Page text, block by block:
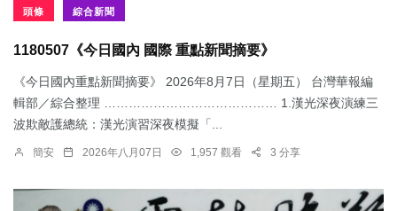
頭條 綜合新聞
1180507《今日國內 國際 重點新聞摘要》
《今日國內重點新聞摘要》 2026年8月7日（星期五） 台灣華報編
輯部／綜合整理 …………………………………… 1.漢光深夜演練三
波欺敵護總統：​漢光演習深夜模擬「...
簡安 2026年八月07日 1,957 觀看 3 分享